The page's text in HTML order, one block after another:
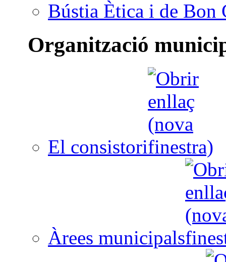
Bústia Ètica i de Bon
Organització
El consistori
Àrees municipals